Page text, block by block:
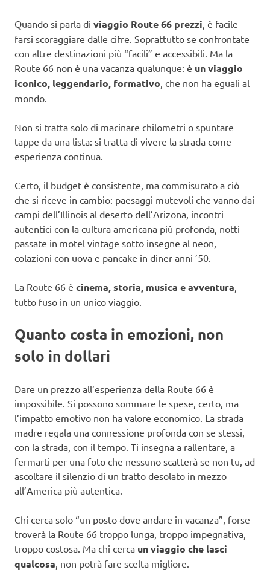
Quando si parla di viaggio Route 66 prezzi , è facile
farsi scoraggiare dalle cifre. Soprattutto se confrontate
con altre destinazioni più “facili” e accessibili. Ma la
Route 66 non è una vacanza qualunque: è un viaggio
iconico, leggendario, formativo , che non ha eguali al
mondo.
Non si tratta solo di macinare chilometri o spuntare
tappe da una lista: si tratta di vivere la strada come
esperienza continua.
Certo, il budget è consistente, ma commisurato a ciò
che si riceve in cambio: paesaggi mutevoli che vanno dai
campi dell’Illinois al deserto dell’Arizona, incontri
autentici con la cultura americana più profonda, notti
passate in motel vintage sotto insegne al neon,
colazioni con uova e pancake in diner anni ’50.
La Route 66 è cinema, storia, musica e avventura
tutto fuso in un unico viaggio.
Quanto costa in emozioni, non
solo in dollari
Dare un prezzo all’esperienza della Route 66 è
impossibile. Si possono sommare le spese, certo, ma
l’impatto emotivo non ha valore economico. La strada
madre regala una connessione profonda con se stessi,
con la strada, con il tempo. Ti insegna a rallentare, a
fermarti per una foto che nessuno scatterà se non tu, ad
ascoltare il silenzio di un tratto desolato in mezzo
all’America più autentica.
Chi cerca solo “un posto dove andare in vacanza”, forse
troverà la Route 66 troppo lunga, troppo impegnativa,
troppo costosa. Ma chi cerca un viaggio che lasci
qualcosa , non potrà fare scelta migliore.